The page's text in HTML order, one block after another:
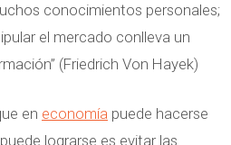
conocimientos personales;
el mercado conlleva un
(Friedrich Von Hayek)
en economía puede hacerse
lograrse es evitar las